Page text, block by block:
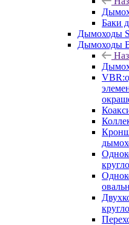
Баки
Дымоходы
Дымоходы